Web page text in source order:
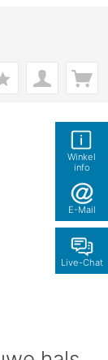
Winkel
info
E-Mail
Live-Chat